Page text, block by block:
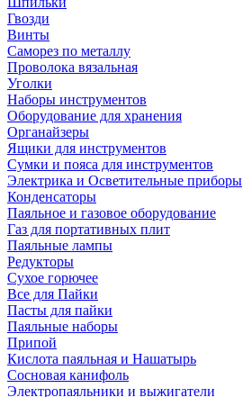
Гвозди
Винты
Саморез по металлу
Проволока вязальная
Уголки
Наборы инструментов
Оборудование для хранения
Органайзеры
Ящики для инструментов
Сумки и пояса для инструментов
Электрика и Осветительные приборы
Конденсаторы
Паяльное и газовое оборудование
Газ для портативных плит
Паяльные лампы
Редукторы
Сухое горючее
Все для Пайки
Пасты для пайки
Паяльные наборы
Припой
Кислота паяльная и Нашатырь
Сосновая канифоль
Электропаяльники и выжигатели